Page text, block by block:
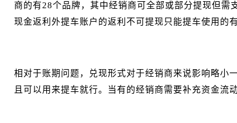
商的有28个品牌，其中经销商可全部或部分提现但
现金返利外提车账户的返利不可提现只能提车使用的
相对于账期问题，兑现形式对于经销商来说影响略小
且可以用来提车就行。当有的经销商需要补充资金